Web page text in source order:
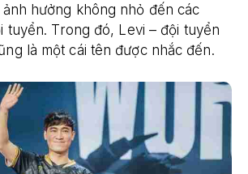
hưởng không nhỏ đến các
tuyển. Trong đó, Levi – đội tuyển
là một cái tên được nhắc đến.